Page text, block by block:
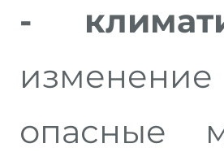
-
опасные